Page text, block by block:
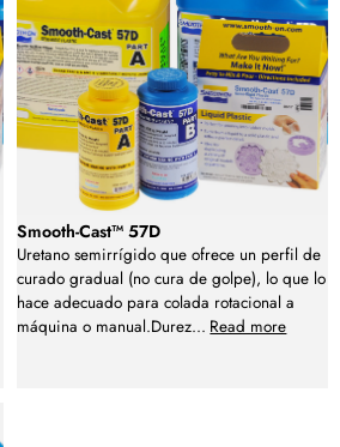
Smooth-Cast™ 57D
Uretano semirrígido que ofrece un perfil de
curado gradual (no cura de golpe), lo que lo
hace adecuado para colada rotacional a
máquina o manual.Durez... Read more